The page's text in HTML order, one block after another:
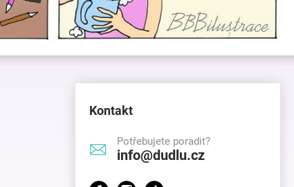
Kontakt
Potřebujete poradit?
info@dudlu.cz